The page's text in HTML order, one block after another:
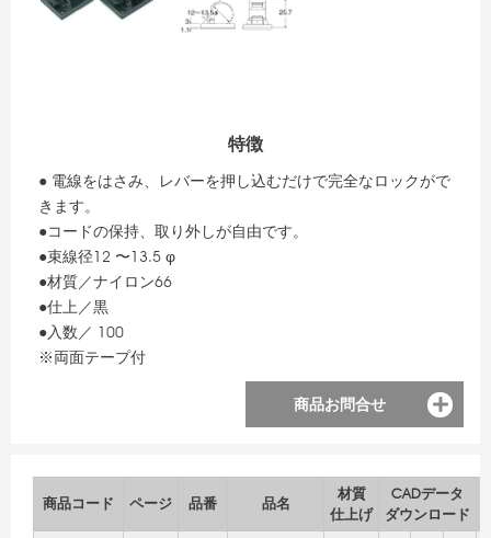
特徴
● 電線をはさみ、レバーを押し込むだけで完全なロックがで
きます。
●コードの保持、取り外しが自由です。
●束線径12 〜13.5 φ
●材質／ナイロン66
●仕上／黒
●入数／ 100
※両面テープ付
商品お問合せ
商品コード ページ 品番 品名
材質
仕上げ
CADデータ
ダウンロード